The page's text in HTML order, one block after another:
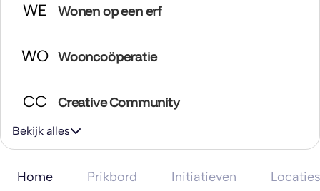
WE Wonen op een erf
WO Wooncoöperatie
CC Creative Community
Bekijk alles
Home Prikbord Initiatieven Locaties